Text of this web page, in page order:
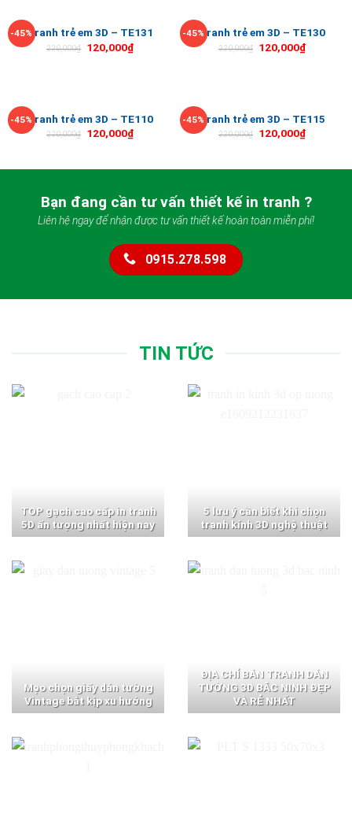
-45%Tranh trẻ em 3D – TE131
220,000₫ 120,000₫
-45%Tranh trẻ em 3D – TE130
220,000₫ 120,000₫
-45%Tranh trẻ em 3D – TE110
220,000₫ 120,000₫
-45%Tranh trẻ em 3D – TE115
220,000₫ 120,000₫
Bạn đang cần tư vấn thiết kế in tranh ?
Liên hệ ngay để nhận được tư vấn thiết kế hoàn toàn miễn phí!
0915.278.598
TIN TỨC
TOP gạch cao cấp in tranh
5D ấn tượng nhất hiện nay
5 lưu ý cần biết khi chọn
tranh kính 3D nghệ thuật
Mẹo chọn giấy dán tường
Vintage bắt kịp xu hướng
ĐỊA CHỈ BÁN TRANH DÁN
TƯỜNG 3D BẮC NINH ĐẸP
VÀ RẺ NHẤT